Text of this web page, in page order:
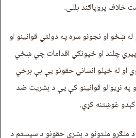
خلاف پروپاګند بللی.
له ښځو او نجونو سره په دولتي قوانینو او
چلند او ځپونکي اقدامات چې ښځې
او له خپلو انساني حقونو يې بې برخې
په نړیوالو قوانینو کې یې د بشريت ضد
غوښتنه کړې.
ملګرو ملتونو د بشري حقونو د سیستم د